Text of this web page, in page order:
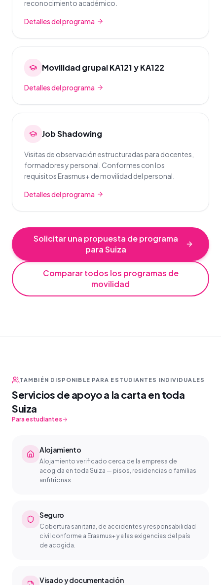
reconocimiento académico.
Detalles del programa
Movilidad grupal KA121 y KA122
Detalles del programa
Job Shadowing
Visitas de observación estructuradas para docentes,
formadores y personal. Conformes con los
requisitos Erasmus+ de movilidad del personal.
Detalles del programa
Solicitar una propuesta de programa
para Suiza
Comparar todos los programas de
movilidad
TAMBIÉN DISPONIBLE PARA ESTUDIANTES INDIVIDUALES
Servicios de apoyo a la carta en toda
Suiza
Para estudiantes
Alojamiento
Alojamiento verificado cerca de la empresa de
acogida en toda Suiza — pisos, residencias o familias
anfitrionas.
Seguro
Cobertura sanitaria, de accidentes y responsabilidad
civil conforme a Erasmus+ y a las exigencias del país
de acogida.
Visado y documentación